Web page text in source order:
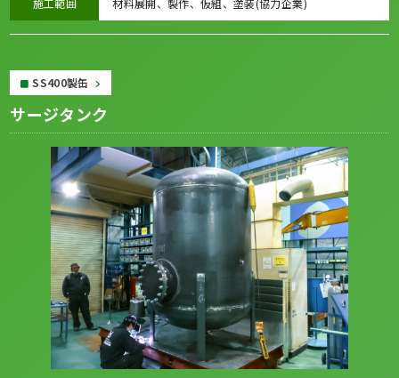
施工範囲 材料展開、製作、仮組、塗装(協力企業)
SS400製缶
サージタンク